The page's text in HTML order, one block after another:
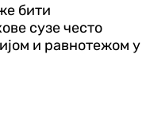
бити
сузе често
и равнотежом у